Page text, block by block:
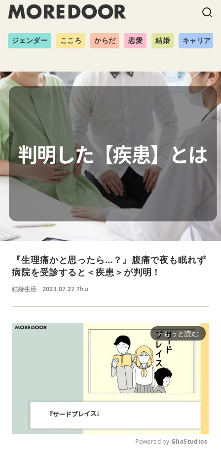
ジェンダー こころ からだ 恋愛 結婚 キャリア
『生理痛かと思ったら…？』腹痛で夜も眠れず
病院を受診すると＜疾患＞が判明！
結婚生活 2023.07.27 Thu
arrow_forward_ios もっと読む
Powered by GliaStudios